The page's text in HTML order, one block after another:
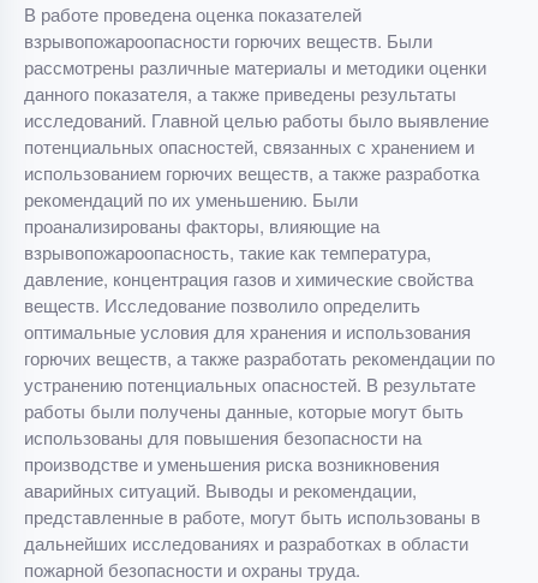
В работе проведена оценка показателей
взрывопожароопасности горючих веществ. Были
рассмотрены различные материалы и методики оценки
данного показателя, а также приведены результаты
исследований. Главной целью работы было выявление
потенциальных опасностей, связанных с хранением и
использованием горючих веществ, а также разработка
рекомендаций по их уменьшению. Были
проанализированы факторы, влияющие на
взрывопожароопасность, такие как температура,
давление, концентрация газов и химические свойства
веществ. Исследование позволило определить
оптимальные условия для хранения и использования
горючих веществ, а также разработать рекомендации по
устранению потенциальных опасностей. В результате
работы были получены данные, которые могут быть
использованы для повышения безопасности на
производстве и уменьшения риска возникновения
аварийных ситуаций. Выводы и рекомендации,
представленные в работе, могут быть использованы в
дальнейших исследованиях и разработках в области
пожарной безопасности и охраны труда.